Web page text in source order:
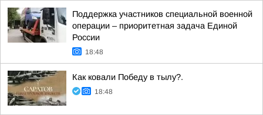
Поддержка участников специальной военной
операции – приоритетная задача Единой
России
18:48
Как ковали Победу в тылу?.
18:48